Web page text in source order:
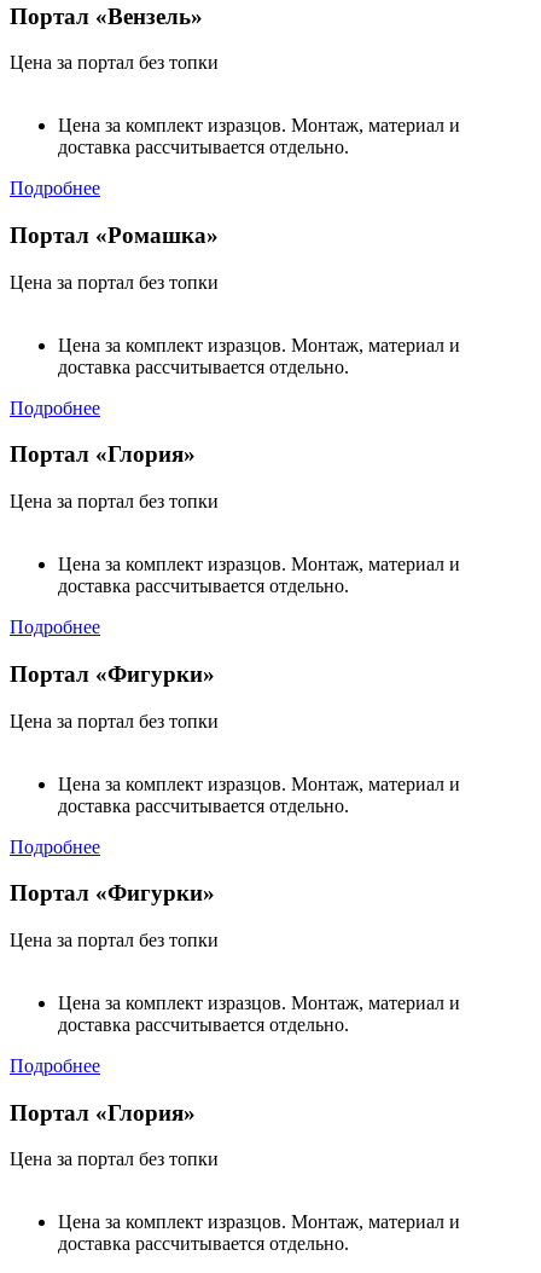
Портал «Вензель»
Цена за портал без топки
Цена за комплект изразцов. Монтаж, материал и
доставка рассчитывается отдельно.
Подробнее
Портал «Ромашка»
Цена за портал без топки
Цена за комплект изразцов. Монтаж, материал и
доставка рассчитывается отдельно.
Подробнее
Портал «Глория»
Цена за портал без топки
Цена за комплект изразцов. Монтаж, материал и
доставка рассчитывается отдельно.
Подробнее
Портал «Фигурки»
Цена за портал без топки
Цена за комплект изразцов. Монтаж, материал и
доставка рассчитывается отдельно.
Подробнее
Портал «Фигурки»
Цена за портал без топки
Цена за комплект изразцов. Монтаж, материал и
доставка рассчитывается отдельно.
Подробнее
Портал «Глория»
Цена за портал без топки
Цена за комплект изразцов. Монтаж, материал и
доставка рассчитывается отдельно.